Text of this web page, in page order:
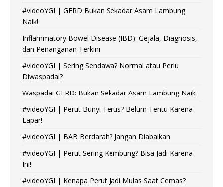
#videoYGI | GERD Bukan Sekadar Asam Lambung
Naik!
Inflammatory Bowel Disease (IBD): Gejala, Diagnosis,
dan Penanganan Terkini
#videoYGI | Sering Sendawa? Normal atau Perlu
Diwaspadai?
Waspadai GERD: Bukan Sekadar Asam Lambung Naik
#videoYGI | Perut Bunyi Terus? Belum Tentu Karena
Lapar!
#videoYGI | BAB Berdarah? Jangan Diabaikan
#videoYGI | Perut Sering Kembung? Bisa Jadi Karena
Ini!
#videoYGI | Kenapa Perut Jadi Mulas Saat Cemas?